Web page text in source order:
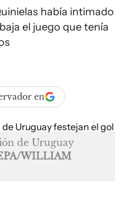
había intimado
el juego que tenía
en
de Uruguay
WILLIAM